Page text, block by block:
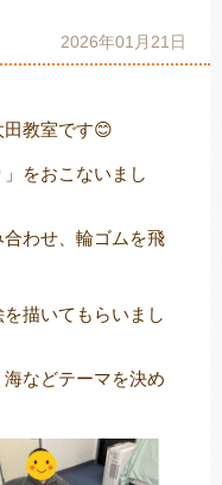
2026年01月21日
教室です😊
をおこないまし
わせ、輪ゴムを飛
描いてもらいまし
などテーマを決め